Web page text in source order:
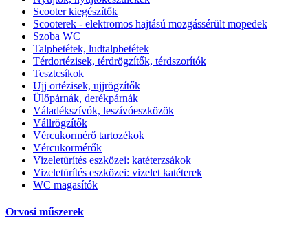
Scooter kiegészítők
Scooterek - elektromos hajtású mozgássérült mopedek
Szoba WC
Talpbetétek, ludtalpbetétek
Térdortézisek, térdrögzítők, térdszorítók
Tesztcsíkok
Ujj ortézisek, ujjrögzítők
Ülőpárnák, derékpárnák
Váladékszívók, leszívóeszközök
Vállrögzítők
Vércukormérő tartozékok
Vércukormérők
Vizeletürítés eszközei: katéterzsákok
Vizeletürítés eszközei: vizelet katéterek
WC magasítók
Orvosi műszerek